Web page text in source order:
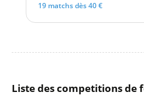
19 matchs dès 40 €
Liste des competitions de